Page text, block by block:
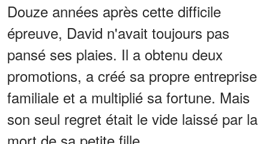
Douze années après cette difficile
épreuve, David n'avait toujours pas
pansé ses plaies. Il a obtenu deux
promotions, a créé sa propre entreprise
familiale et a multiplié sa fortune. Mais
son seul regret était le vide laissé par la